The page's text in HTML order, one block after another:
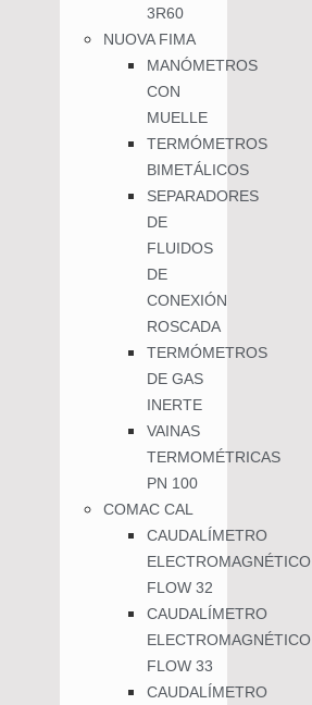
3R60
NUOVA FIMA
MANÓMETROS
CON
MUELLE
TERMÓMETROS
BIMETÁLICOS
SEPARADORES
DE
FLUIDOS
DE
CONEXIÓN
ROSCADA
TERMÓMETROS
DE GAS
INERTE
VAINAS
TERMOMÉTRICAS
PN 100
COMAC CAL
CAUDALÍMETRO
ELECTROMAGNÉTICO
FLOW 32
CAUDALÍMETRO
ELECTROMAGNÉTICO
FLOW 33
CAUDALÍMETRO